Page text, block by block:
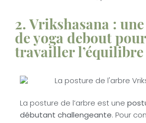
2. Vrikshasana :
de yoga debout pour
travailler l’équilibre
La posture de l’arbre est une
débutant challengeante. Pour